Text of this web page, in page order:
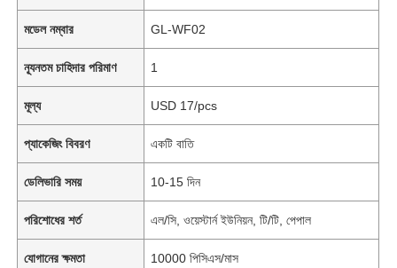
মডেল নম্বার GL-WF02
ন্যূনতম চাহিদার পরিমাণ 1
মূল্য USD 17/pcs
প্যাকেজিং বিবরণ একটি বাতি
ডেলিভারি সময় 10-15 দিন
পরিশোধের শর্ত এল/সি, ওয়েস্টার্ন ইউনিয়ন, টি/টি, পেপাল
যোগানের ক্ষমতা 10000 পিসিএস/মাস